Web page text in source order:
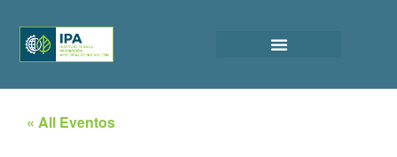
« All Eventos